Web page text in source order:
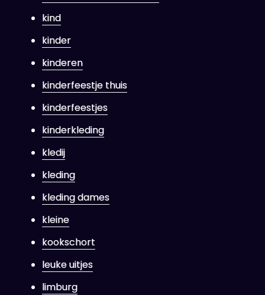
kind
kinder
kinderen
kinderfeestje thuis
kinderfeestjes
kinderkleding
kledij
kleding
kleding dames
kleine
kookschort
leuke uitjes
limburg